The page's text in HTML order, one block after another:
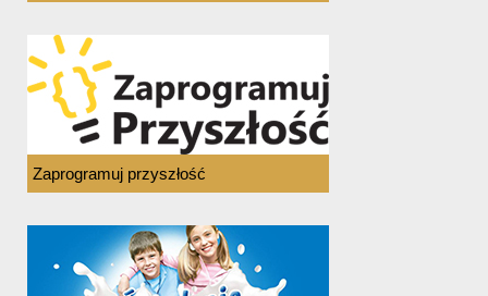
Zaprogramuj przyszłość